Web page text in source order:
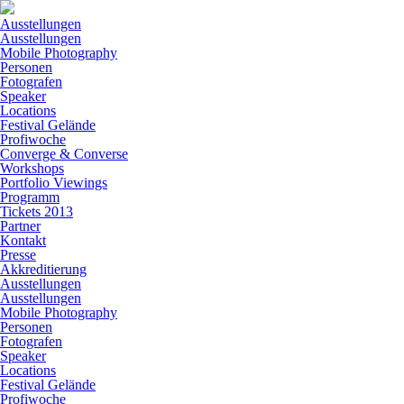
Ausstellungen
Ausstellungen
Mobile Photography
Personen
Fotografen
Speaker
Locations
Festival Gelände
Profiwoche
Converge & Converse
Workshops
Portfolio Viewings
Programm
Tickets 2013
Partner
Kontakt
Presse
Akkreditierung
Ausstellungen
Ausstellungen
Mobile Photography
Personen
Fotografen
Speaker
Locations
Festival Gelände
Profiwoche